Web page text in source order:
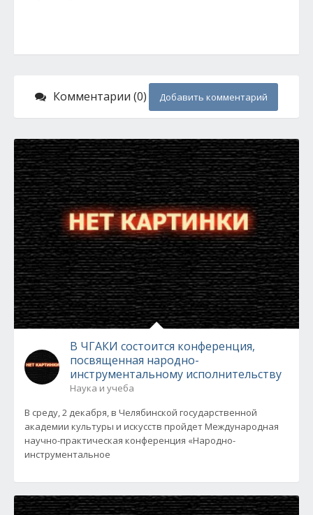
Комментарии (0) Добавить комментарий
В ЧГАКИ состоится конференция,
посвященная народно-
инструментальному исполнительству
Наука и учеба
В среду, 2 декабря, в Челябинской государственной
академии культуры и искусств пройдет Международная
научно-практическая конференция «Народно-
инструментальное